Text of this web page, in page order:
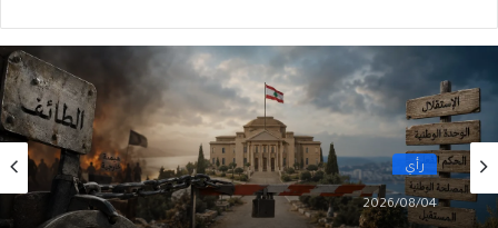
رأي
2026/08/04
هل الحُكمُ امتناع؟!